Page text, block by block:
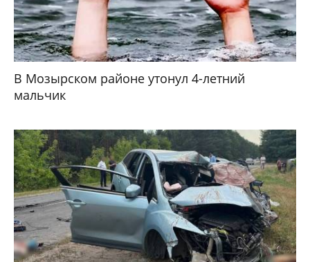
В Мозырском районе утонул 4-летний
мальчик